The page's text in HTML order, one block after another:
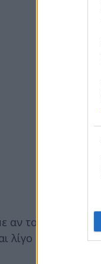
αν το θετικό
λίγο με αυτό